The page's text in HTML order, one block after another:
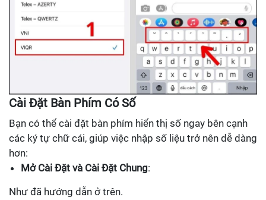
Cài Đặt Bàn Phím Có Số
Bạn có thể cài đặt bàn phím hiển thị số ngay bên cạnh
các ký tự chữ cái, giúp việc nhập số liệu trở nên dễ dàng
hơn:
Mở Cài Đặt và Cài Đặt Chung:
Như đã hướng dẫn ở trên.